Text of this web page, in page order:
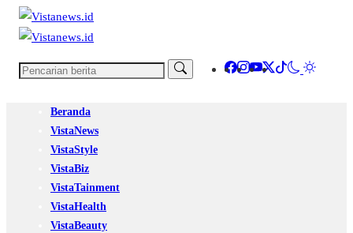
Beranda
VistaNews
VistaStyle
VistaBiz
VistaTainment
VistaHealth
VistaBeauty